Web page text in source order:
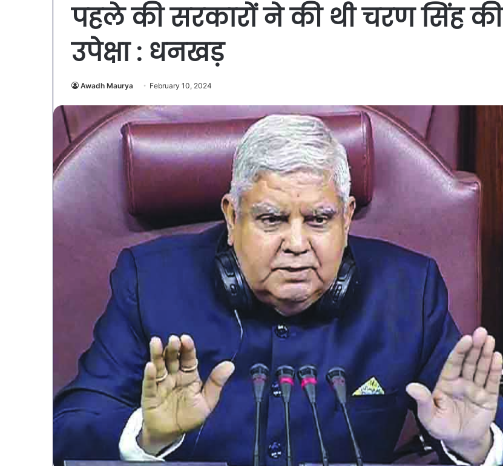
पहले की सरकारों ने की थी चरण सिंह की
उपेक्षा : धनखड़
Awadh Maurya February 10, 2024
व्यापारियों
राहत
की
की